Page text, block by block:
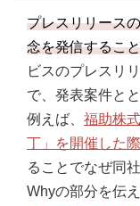
プレスリリース
念を発信するこ
ビスのプレスリ
で、発表案件と
例えば、 福助株
丁」を開催した
ることでなぜ同
Whyの部分を伝